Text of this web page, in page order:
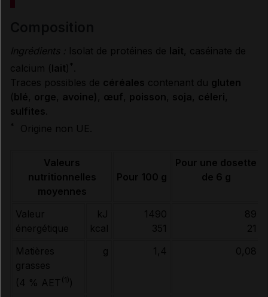
CONDITIONS DE CONSERVATION
RENSEIGNEMENTS ADMINISTRATIFS
Données administratives
Ingrédients : Isolat de protéines de lait, caséinate de
calcium ( lait) *
Traces possibles de céréales contenant du gluten
( blé, orge, avoine) , œuf, poisson, soja, céleri,
sulfites
* Origine non UE.
Valeurs
nutritionnelles
moyennes
Pour 100 g
Pour une dosette
de 6 g
Valeur
énergétique
kJ
kcal
1490
351
89
21
Matières
grasses
(4 % AET(1))
g 1,4 0,08